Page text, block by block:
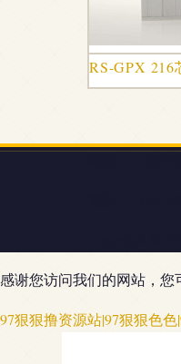
RS-GPX
感谢您访问我们的网站，
97狠狠撸资源站|97狠狠色
亚欧美色图80p 91被操